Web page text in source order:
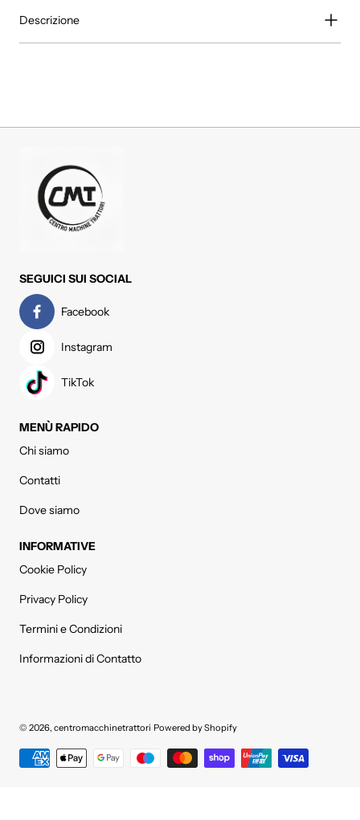
Descrizione
SEGUICI SUI SOCIAL
Facebook
Instagram
TikTok
MENÙ RAPIDO
Chi siamo
Contatti
Dove siamo
INFORMATIVE
Cookie Policy
Privacy Policy
Termini e Condizioni
Informazioni di Contatto
© 2026, centromacchinetrattori Powered by Shopify
Metodi di pagamento